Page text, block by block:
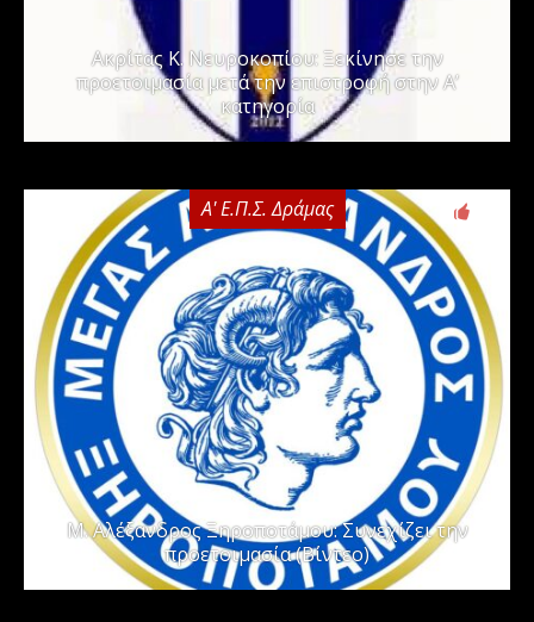
Ακρίτας Κ. Νευροκοπίου: Ξεκίνησε την
προετοιμασία μετά την επιστροφή στην Α’
κατηγορία
Α' Ε.Π.Σ. Δράμας
Μ. Αλέξανδρος Ξηροποτάμου: Συνεχίζει την
προετοιμασία (Βίντεο)